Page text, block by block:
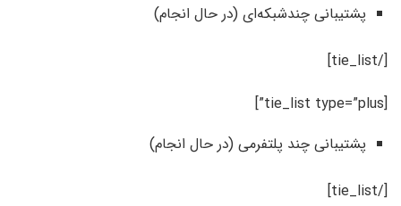
پشتیبانی چندشبکه‌ای (در حال انجام)
[/tie_list]
[tie_list type=”plus”]
پشتیبانی چند پلتفرمی (در حال انجام)
[/tie_list]